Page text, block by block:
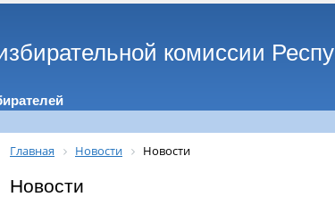
комиссии
Главная Новости Новости
Новости